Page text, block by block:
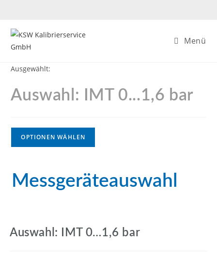
Menü
Ausgewählt:
Auswahl: IMT 0...1,6 bar
OPTIONEN WÄHLEN
Messgeräteauswahl
Auswahl: IMT 0…1,6 bar